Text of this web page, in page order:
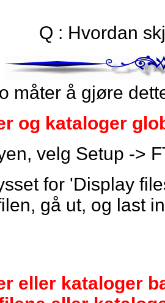
Q : Hvordan
måter å gjøre
og kataloger
velg Setup ->
for 'Display
gå ut, og last
eller kataloger